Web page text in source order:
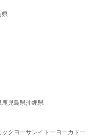
県
鹿児島県沖縄県
ッグヨーサンイトーヨーカドー